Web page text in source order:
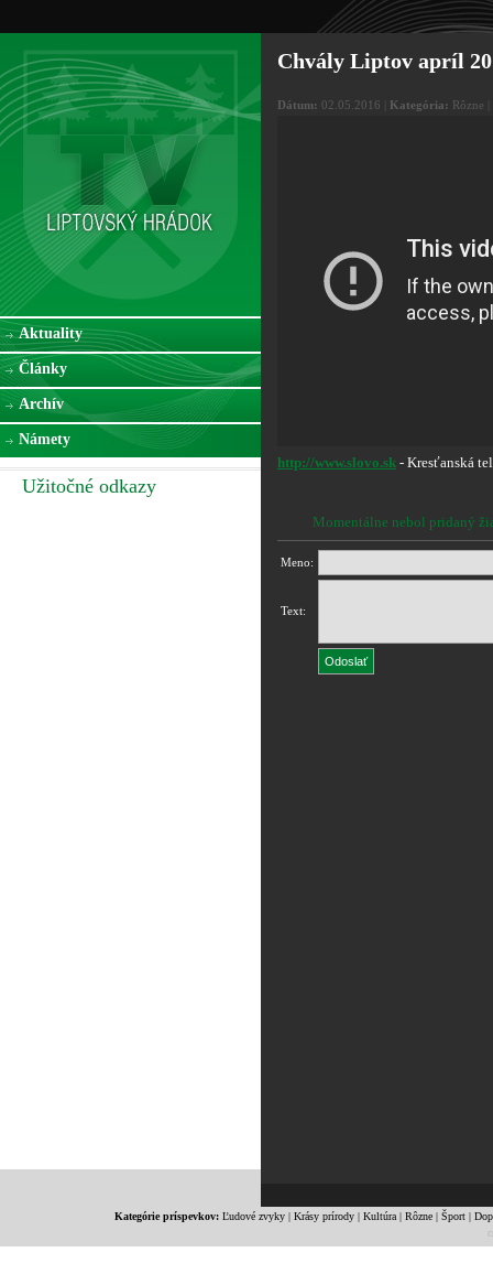
Aktuality
Články
Archív
Námety
Užitočné odkazy
Chvály Liptov apríl
Dátum: 02.05.2016 | Kategória: Rôzne |
http://www.slovo.sk - Kresťanská
Momentálne nebol pridaný
Meno:
Text:
Kategórie príspevkov: Ľudové zvyky| Krásy prírody| Kultúra| Rôzne| Šport|